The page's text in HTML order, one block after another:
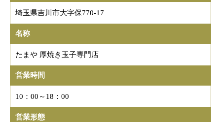
埼玉県吉川市大字保770-17
名称
たまや 厚焼き玉子専門店
営業時間
10：00～18：00
営業形態